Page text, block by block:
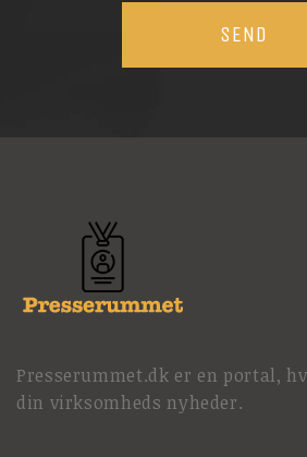
Presserummet.dk er en portal,
din virksomheds nyheder.